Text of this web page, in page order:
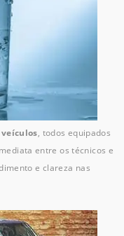
, todos equipados
entre os técnicos e
e clareza nas